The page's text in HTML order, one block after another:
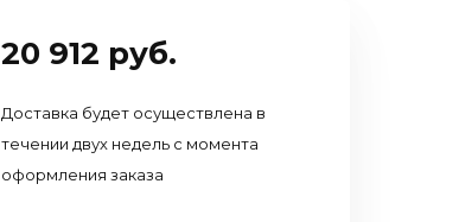
20 912 руб.
Доставка будет осуществлена в
течении двух недель с момента
оформления заказа